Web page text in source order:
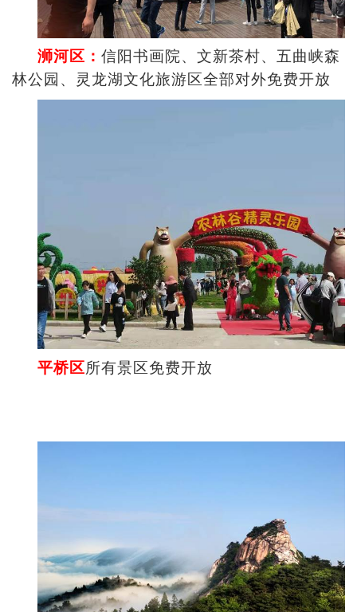
浉河区： 信阳书画院、文新茶村、五曲峡森
林公园、灵龙湖文化旅游区全部对外免费开放
平桥区所有景区免费开放